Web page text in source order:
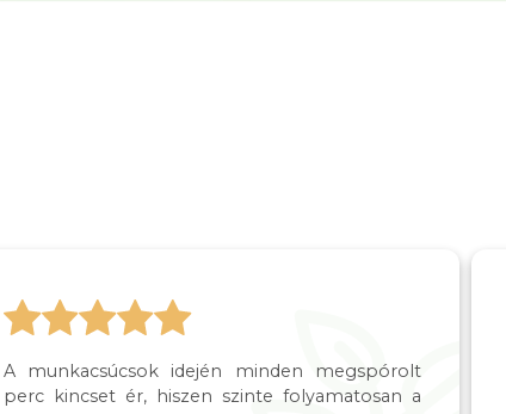
A munkacsúcsok idején minden megspórolt
perc kincset ér, hiszen szinte folyamatosan a